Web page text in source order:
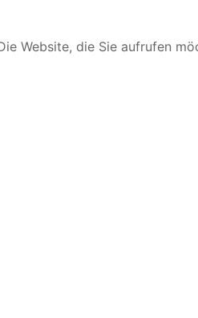
Website, die Sie aufrufen